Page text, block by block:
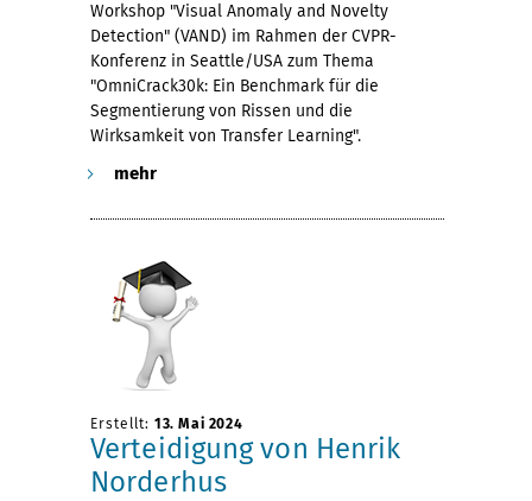
Workshop "Visual Anomaly and Novelty
Detection" (VAND) im Rahmen der CVPR-
Konferenz in Seattle/USA zum Thema
"OmniCrack30k: Ein Benchmark für die
Segmentierung von Rissen und die
Wirksamkeit von Transfer Learning".
mehr
Erstellt: 13. Mai 2024
Verteidigung von Henrik
Norderhus